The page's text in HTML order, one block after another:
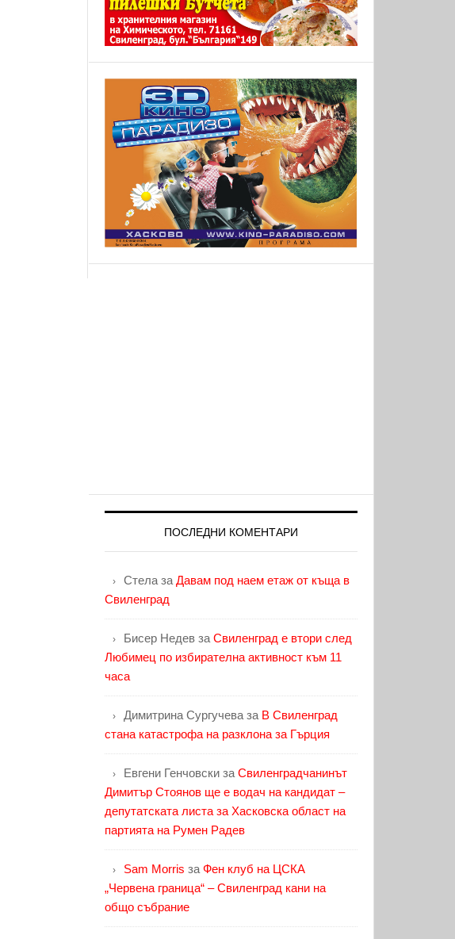
ПОСЛЕДНИ КОМЕНТАРИ
Стела за Давам под наем етаж от къща в
Свиленград
Бисер Недев за Свиленград е втори след
Любимец по избирателна активност към 11
часа
Димитрина Сургучева за В Свиленград
стана катастрофа на разклона за Гърция
Евгени Генчовски за Свиленградчанинът
Димитър Стоянов ще е водач на кандидат –
депутатската листа за Хасковска област на
партията на Румен Радев
Sam Morris за Фен клуб на ЦСКА
„Червена граница“ – Свиленград кани на
общо събрание